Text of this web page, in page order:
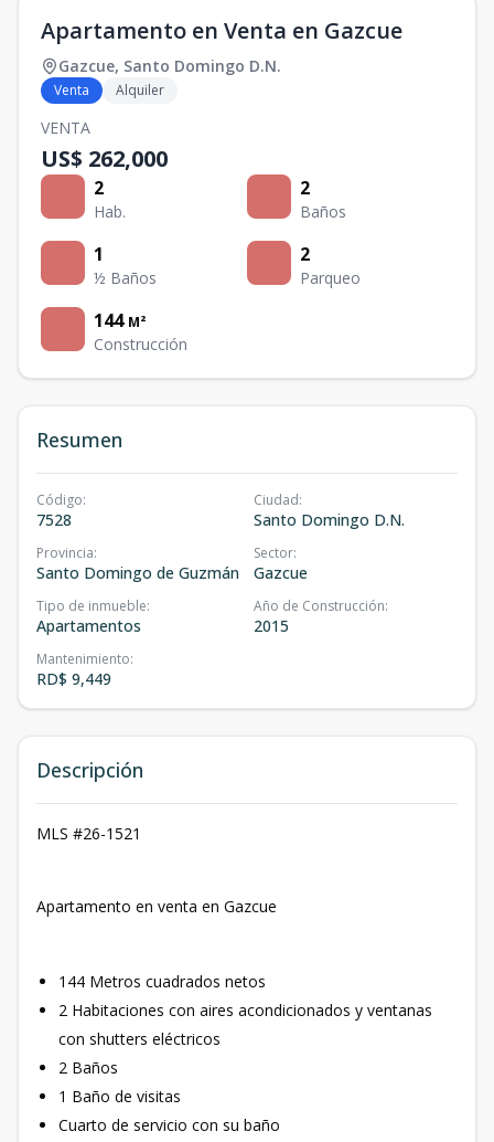
Apartamento en Venta en Gazcue
Gazcue, Santo Domingo D.N.
Venta Alquiler
VENTA
US$ 262,000
2
Hab.
2
Baños
1
½ Baños
2
Parqueo
144 M²
Construcción
Resumen
Código:
7528
Ciudad:
Santo Domingo D.N.
Provincia:
Santo Domingo de Guzmán
Sector:
Gazcue
Tipo de inmueble:
Apartamentos
Año de Construcción:
2015
Mantenimiento:
RD$ 9,449
Descripción
MLS #26-1521
Apartamento en venta en Gazcue
144 Metros cuadrados netos
2 Habitaciones con aires acondicionados y ventanas
con shutters eléctricos
2 Baños
1 Baño de visitas
Cuarto de servicio con su baño